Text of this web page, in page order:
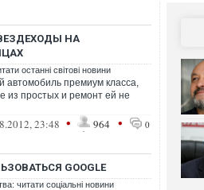
НА
останні світові новини
автомобиль премиум класса,
из простых и ремонт ей не
23:48 • 964 • 0
GOOGLE
читати соціальні новини